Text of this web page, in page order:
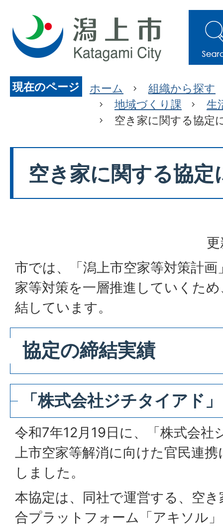
現在のページ ホーム
組織から探す
地域づくり課
生
空き家に関する協定
空き家に関する協定
市では、「潟上市空家等対策計
家等対策を一層推進していくた
結しています。
協定の締結実績
「株式会社ジチタイアド」
令和7年12月19日に、「株式会社
上市空家等解消に向けた官民連
しました。
本協定は、同社で運営する、空
合プラットフォーム「アキソル